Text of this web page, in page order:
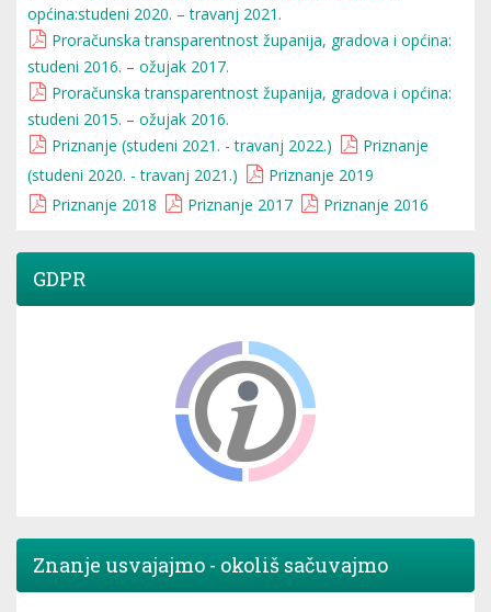
općina:studeni 2020. – travanj 2021.
Proračunska transparentnost županija, gradova i općina:
studeni 2016. – ožujak 2017.
Proračunska transparentnost županija, gradova i općina:
studeni 2015. – ožujak 2016.
Priznanje (studeni 2021. - travanj 2022.)
Priznanje
(studeni 2020. - travanj 2021.)
Priznanje 2019
Priznanje 2018
Priznanje 2017 Priznanje 2016
GDPR
Znanje usvajajmo - okoliš sačuvajmo